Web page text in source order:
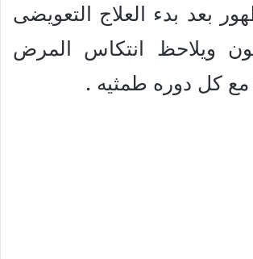
بعد بدء العلاج التعويضى
ويلاحظ انتكاس المرض
مع كل دوره طمثيه .